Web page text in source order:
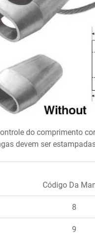
do comprimento
devem ser
Código Da
8
9